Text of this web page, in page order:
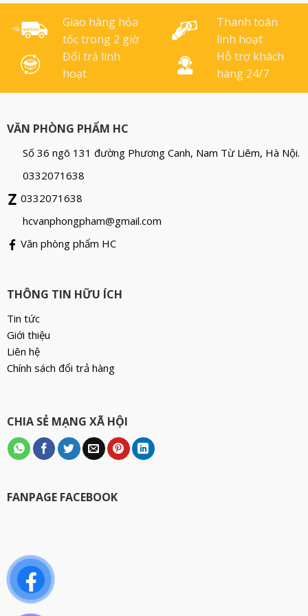
200mm rất phù hợp với
các công trình [...]
Giao hàng hỏa
tốc trong 2 giờ
Thanh toán
linh hoạt
Đổi trả linh
hoạt
Hỗ trợ khách
hàng 24/7
VĂN PHÒNG PHẨM HC
Số 36 ngõ 131 đường Phương Canh, Nam Từ Liêm, Hà Nội.
0332071638
0332071638
hcvanphongpham@gmail.com
Văn phòng phẩm HC
THÔNG TIN HỮU ÍCH
Tin tức
Giới thiệu
Liên hệ
Chính sách đổi trả hàng
CHIA SẺ MẠNG XÃ HỘI
FANPAGE FACEBOOK